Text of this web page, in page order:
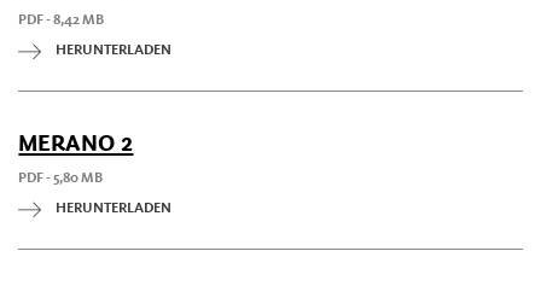
PDF - 8,42 MB
HERUNTERLADEN
MERANO 2
PDF - 5,80 MB
HERUNTERLADEN